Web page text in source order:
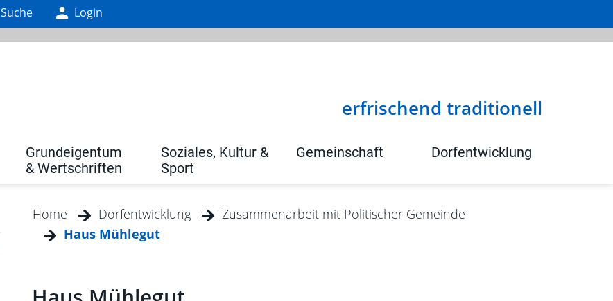
Suche Login
erfrischend traditionell
Grundeigentum
& Wertschriften
Soziales, Kultur &
Sport
Gemeinschaft Dorfentwicklung
Home Dorfentwicklung
Zusammenarbeit mit Politischer Gemeinde
Haus Mühlegut